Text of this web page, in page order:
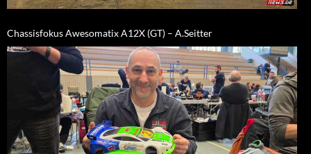
Chassisfokus Awesomatix A12X (GT) – A.Seitter